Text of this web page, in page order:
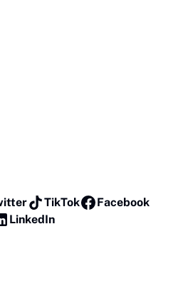
TikTok
Facebook
LinkedIn